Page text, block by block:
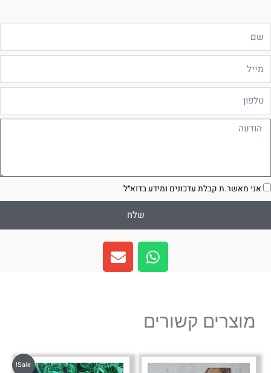
אני מאשר.ת קבלת עדכונים ומידע בדוא״ל
שלח
W
h
a
a
p
E
n
v
e
מוצרים קשורים
Sale!